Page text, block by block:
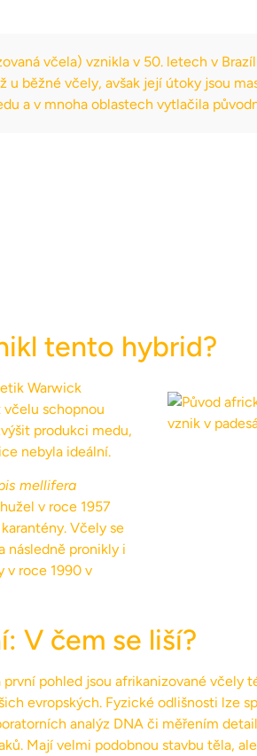
včela) vznikla v 50. letech v
běžné včely, avšak její útoky jsou
a v mnoha oblastech vytlačila
tento hybrid?
Warwick
včelu schopnou
produkci medu,
nebyla ideální.
mellifera
v roce 1957
Včely se
následně pronikly i
v roce 1990 v
V čem se liší?
první pohled jsou afrikanizované včely
evropských. Fyzické odlišnosti lze
analýz DNA či měřením
Mají velmi podobnou stavbu těla,